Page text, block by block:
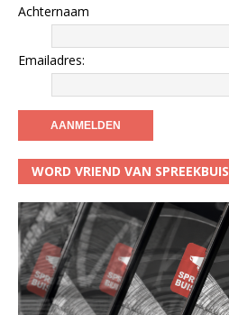
Achternaam
Emailadres:
WORD VRIEND VAN SPREEKBUIS